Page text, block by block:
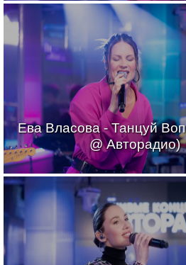
Ева Власова - Танцуй
@ Авторадио)